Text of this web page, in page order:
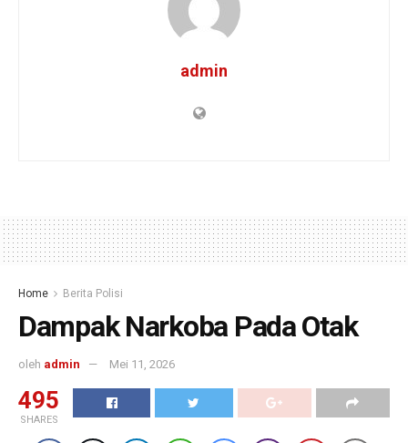
admin
Home Berita Polisi
Dampak Narkoba Pada Otak
oleh admin Mei 11, 2026
495
SHARES